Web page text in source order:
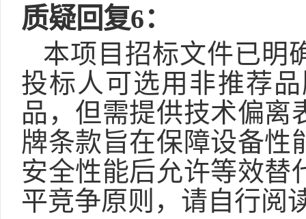
质疑回复6：
本项目招标文件已明
投标人可选用非推荐
品，但需提供技术偏离
牌条款旨在保障设备性
安全性能后允许等效替
平竞争原则，请自行阅